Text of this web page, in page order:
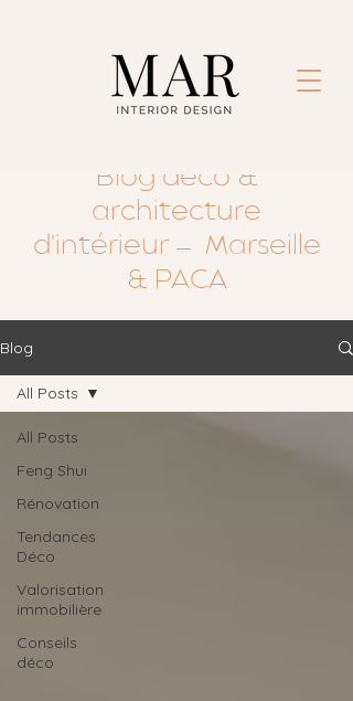
Blog déco &
architecture
d'intérieur — Marseille
& PACA
Blog
All Posts
Feng Shui
Rénovation
Tendances
Déco
Valorisation
immobilière
Conseils
déco
All Posts